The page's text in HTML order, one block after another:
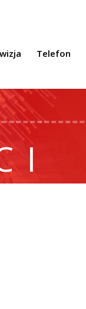
Telefon